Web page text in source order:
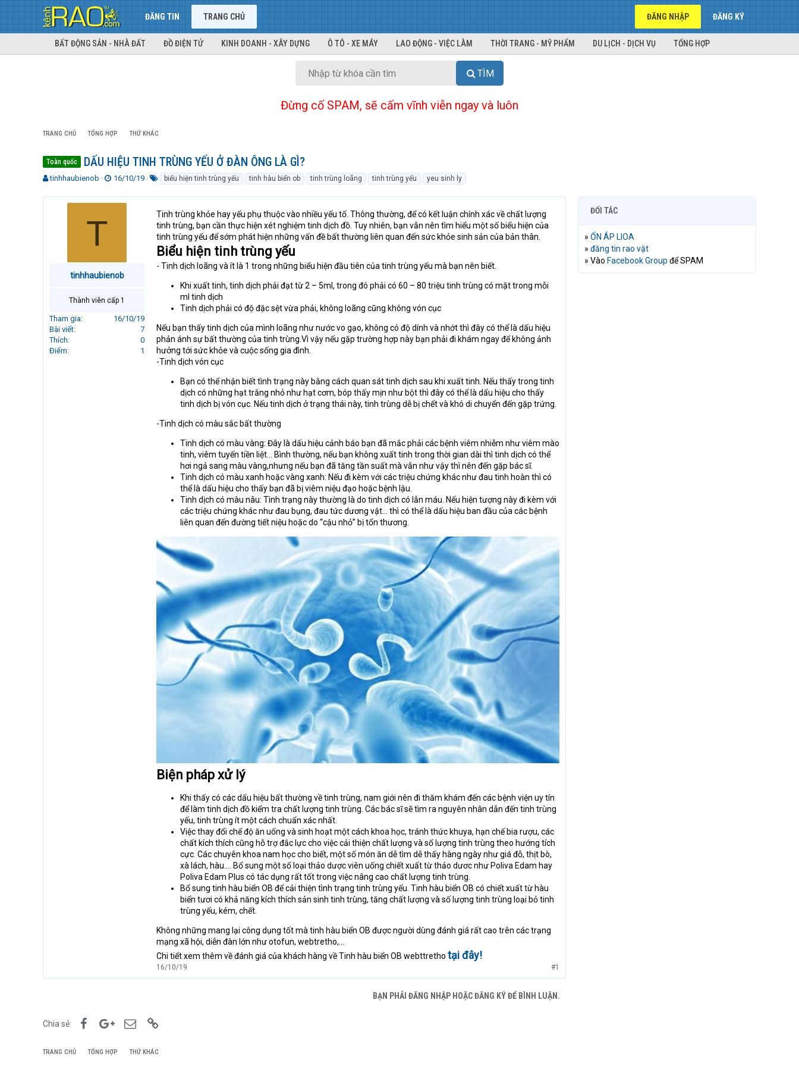
ĐĂNG TIN TRANG CHỦ ĐĂNG NHẬP ĐĂNG KÝ
BẤT ĐỘNG SẢN - NHÀ ĐẤT ĐỒ ĐIỆN TỬ KINH DOANH - XÂY DỰNG Ô TÔ - XE MÁY LAO ĐỘNG - VIỆC LÀM THỜI TRANG - MỸ PHẨM DU LỊCH - DỊCH VỤ TỔNG HỢP
TÌM
Đừng cố SPAM, sẽ cấm vĩnh viễn ngay và luôn
TRANG CHỦ TỔNG HỢP THỨ KHÁC
Toàn quốc DẤU HIỆU TINH TRÙNG YẾU Ở ĐÀN ÔNG LÀ GÌ?
T
r
tinhhaubienob
N
à
16/10/19
k
h
ó
a
biểu hiện tinh trùng yếu tinh hàu biển ob tinh trùng loãng tinh trùng yếu yeu sinh ly
T
tinhhaubienob
Thành viên cấp 1
Tham gia
16/10/19
Bài viết
7
Thích
0
Điểm
1
Tinh trùng khỏe hay yếu phụ thuộc vào nhiều yếu tố. Thông thường, để có kết luận chính xác về chất lượng
tinh trùng, bạn cần thực hiện xét nghiệm tinh dịch đồ. Tuy nhiên, bạn vẫn nên tìm hiểu một số biểu hiện của
tinh trùng yếu để sớm phát hiện những vấn đề bất thường liên quan đến sức khỏe sinh sản của bản thân.
Biểu hiện tinh trùng yếu
- Tinh dịch loãng và ít là 1 trong những biểu hiện đầu tiên của tinh trùng yếu mà bạn nên biết.
Khi xuất tinh, tinh dịch phải đạt từ 2 – 5ml, trong đó phải có 60 – 80 triệu tinh trùng có mặt trong mỗi
ml tinh dịch
Tinh dịch phải có độ đặc sệt vừa phải, không loãng cũng không vón cục
Nếu bạn thấy tinh dịch của mình loãng như nước vo gạo, không có độ dính và nhớt thì đây có thể là dấu hiệu
phản ánh sự bất thường của tinh trùng.Vì vậy nếu gặp trường hợp này bạn phải đi khám ngay để không ảnh
hưởng tới sức khỏe và cuộc sống gia đình.
-Tinh dịch vón cục
Bạn có thể nhận biết tình trạng này bằng cách quan sát tinh dịch sau khi xuất tinh. Nếu thấy trong tinh
dịch có những hạt trắng nhỏ như hạt cơm, bóp thấy mịn như bột thì đây có thể là dấu hiệu cho thấy
tinh dịch bị vón cục. Nếu tinh dịch ở trạng thái này, tinh trùng dễ bị chết và khó di chuyển đến gặp trứng.
-Tinh dịch có màu sắc bất thường
Tinh dịch có màu vàng: Đây là dấu hiệu cảnh báo bạn đã mắc phải các bệnh viêm nhiễm như viêm mào
tinh, viêm tuyến tiền liệt… Bình thường, nếu bạn không xuất tinh trong thời gian dài thì tinh dịch có thể
hơi ngả sang màu vàng,nhưng nếu bạn đã tăng tần suất mà vẫn như vậy thì nên đến gặp bác sĩ.
Tinh dịch có màu xanh hoặc vàng xanh: Nếu đi kèm với các triệu chứng khác như đau tinh hoàn thì có
thể là dấu hiệu cho thấy bạn đã bị viêm niệu đạo hoặc bệnh lậu.
Tinh dịch có màu nâu: Tình trạng này thường là do tinh dịch có lẫn máu. Nếu hiện tượng này đi kèm với
các triệu chứng khác như đau bụng, đau tức dương vật… thì có thể là dấu hiệu ban đầu của các bệnh
liên quan đến đường tiết niệu hoặc do “cậu nhỏ” bị tổn thương.
Biện pháp xử lý
Khi thấy có các dấu hiệu bất thường về tinh trùng, nam giới nên đi thăm khám đến các bệnh viện uy tín
để làm tinh dịch đồ kiểm tra chất lượng tinh trùng. Các bác sĩ sẽ tìm ra nguyên nhân dẫn đến tinh trùng
yếu, tinh trùng ít một cách chuẩn xác nhất.
Việc thay đổi chế độ ăn uống và sinh hoạt một cách khoa học, tránh thức khuya, hạn chế bia rượu, các
chất kích thích cũng hỗ trợ đắc lực cho việc cải thiện chất lượng và số lượng tinh trùng theo hướng tích
cực. Các chuyên khoa nam học cho biết, một số món ăn dễ tìm dễ thấy hàng ngày như giá đỗ, thịt bò,
xà lách, hàu…. Bổ sung một số loại thảo dược viên uống chiết xuất từ thảo dươc như Poliva Edam hay
Poliva Edam Plus có tác dụng rất tốt trong việc nâng cao chất lượng tinh trùng.
Bổ sung tinh hàu biển OB để cải thiện tình trạng tinh trùng yếu. Tinh hàu biển OB có chiết xuất từ hàu
biển tươi có khả năng kích thích sản sinh tinh trùng, tăng chất lượng và số lượng tinh trùng loại bỏ tinh
trùng yếu, kém, chết.
Không những mang lại công dụng tốt mà tinh hàu biển OB được người dùng đánh giá rất cao trên các trạng
mạng xã hội, diễn đàn lớn như otofun, webtretho,...
Chi tiết xem thêm về đánh giá của khách hàng về Tinh hàu biển OB webttretho tại đây!
16/10/19 #1
BẠN PHẢI ĐĂNG NHẬP HOẶC ĐĂNG KÝ ĐỂ BÌNH LUẬN.
Chia sẻ: FacebookGoogle+Email
ĐỐI TÁC
» ỔN ÁP LIOA
» đăng tin rao vặt
» Vào Facebook Group để SPAM
TRANG CHỦ TỔNG HỢP THỨ KHÁC